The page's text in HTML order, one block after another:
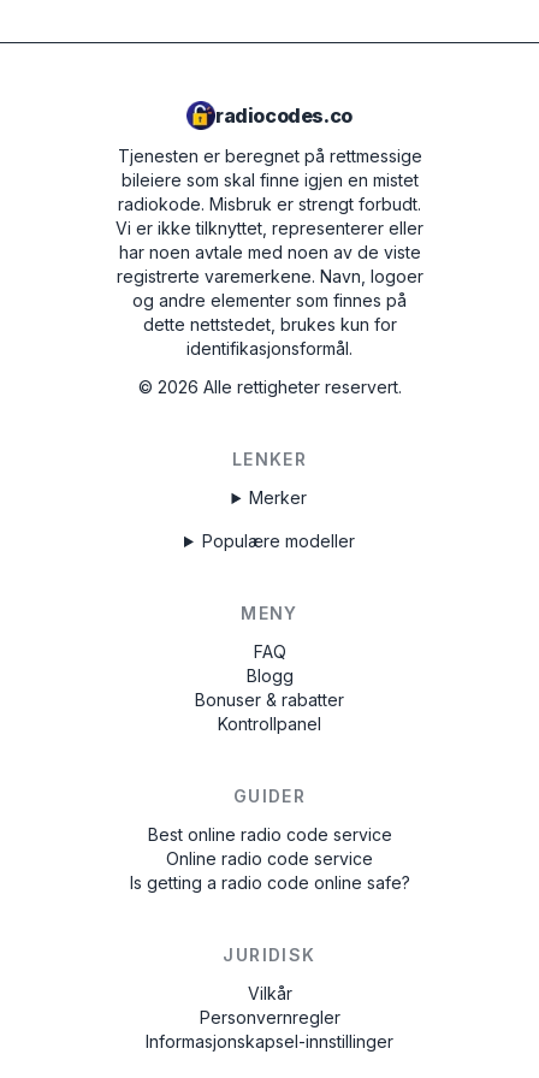
Y127
TVPQN2966H0123
T00BE174690622
E1994
АЗС023142000100003534
ANA008111
radiocodes.co
Tjenesten er beregnet på rettmessige
bileiere som skal finne igjen en mistet
radiokode. Misbruk er strengt forbudt.
Vi er ikke tilknyttet, representerer eller
har noen avtale med noen av de viste
registrerte varemerkene. Navn, logoer
og andre elementer som finnes på
dette nettstedet, brukes kun for
identifikasjonsformål.
© 2026 Alle rettigheter reservert.
LENKER
Merker
Populære modeller
MENY
FAQ
Blogg
Bonuser & rabatter
Kontrollpanel
GUIDER
Best online radio code service
Online radio code service
Is getting a radio code online safe?
JURIDISK
Vilkår
Personvernregler
Informasjonskapsel-innstillinger